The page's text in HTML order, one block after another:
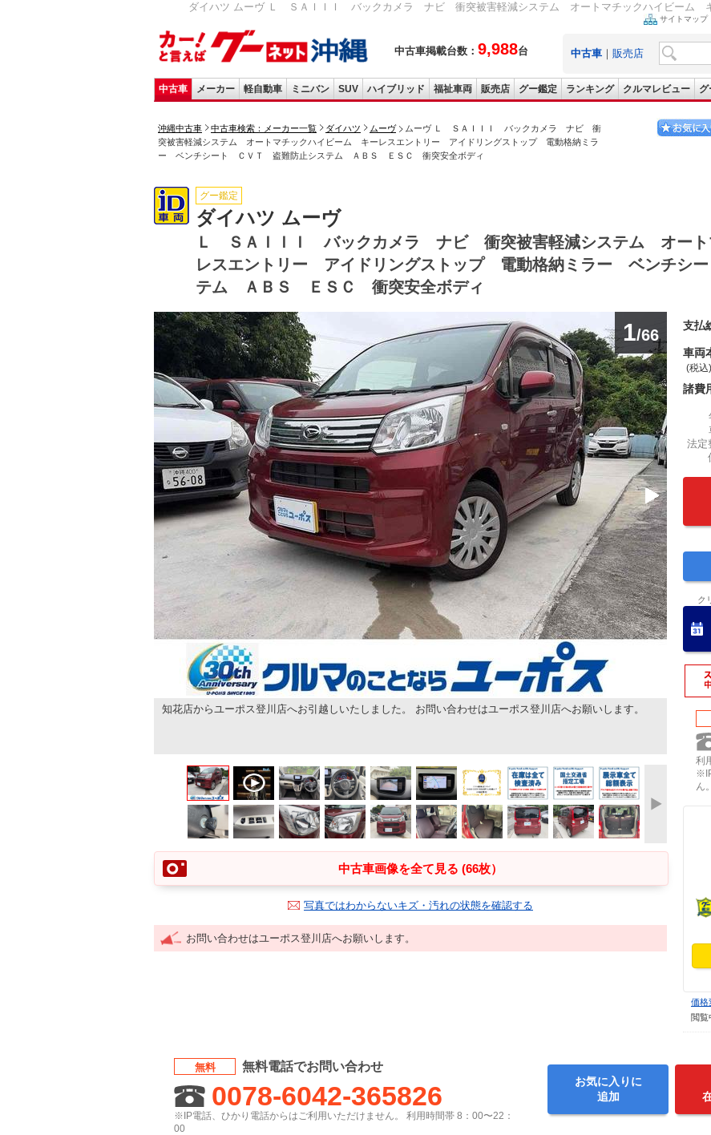
ダイハツ ムーヴ Ｌ ＳＡＩＩＩ バックカメラ ナビ 衝突被害軽減システム オートマチックハイビーム
中古車掲載台数： 9,988台
サイトマップ
中古車 ｜ 販売店
中古車 メーカー 軽自動車 ミニバン SUV ハイブリッド 福祉車両 販売店 グー鑑定 ランキング クルマレビュー グ
沖縄中古車 中古車検索：メーカー一覧 ダイハツ ムーヴ
ムーヴ Ｌ ＳＡＩＩＩ バックカメラ ナビ 衝
突被害軽減システム オートマチックハイビーム キーレスエントリー アイドリングストップ 電動格納ミラ
ー ベンチシート ＣＶＴ 盗難防止システム ＡＢＳ ＥＳＣ 衝突安全ボディ
グー鑑定
ダイハツ ムーヴ
Ｌ ＳＡＩＩＩ バックカメラ ナビ 衝突被害軽減システム オート
レスエントリー アイドリングストップ 電動格納ミラー ベンチシ
テム ＡＢＳ ＥＳＣ 衝突安全ボディ
知花店からユーポス登川店へお引越しいたしました。 お問い合わせはユーポス登川店へお願いします。
1/66
中古車画像を全て見る (66枚）
写真ではわからないキズ・汚れの状態を確認する
お問い合わせはユーポス登川店へお願いします。
支払
車両
(税込
諸費
法定
ク
利
ん。
価格
閲覧
無料 無料電話でお問い合わせ
0078-6042-365826
※IP電話、ひかり電話からはご利用いただけません。 利用時間帯 8：00〜22：
00
お気に入りに
追加